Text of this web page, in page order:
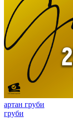
артан груби
груби